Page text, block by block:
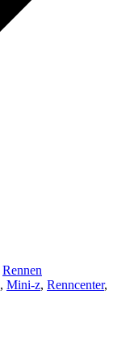
Rennen
, Mini-z, Renncenter,